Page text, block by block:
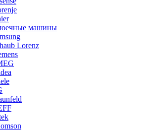
машины
Lorenz